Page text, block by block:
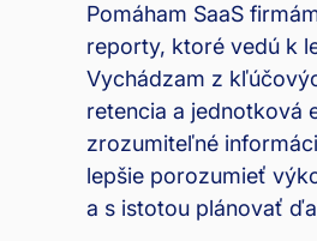
Pomáham SaaS
reporty, ktoré vedú k
Vychádzam z
retencia a jednotková
zrozumiteľné
lepšie porozumieť
a s istotou plánovať